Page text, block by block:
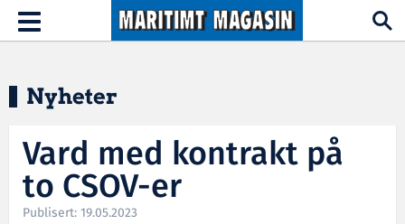
Hopp til hovedinnhold
Toggle
navigation
Nyheter
Vard med kontrakt på
to CSOV-er
Publisert: 19.05.2023